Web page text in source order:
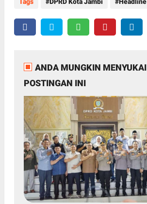
ANDA MUNGKIN MENYUKAI
POSTINGAN INI